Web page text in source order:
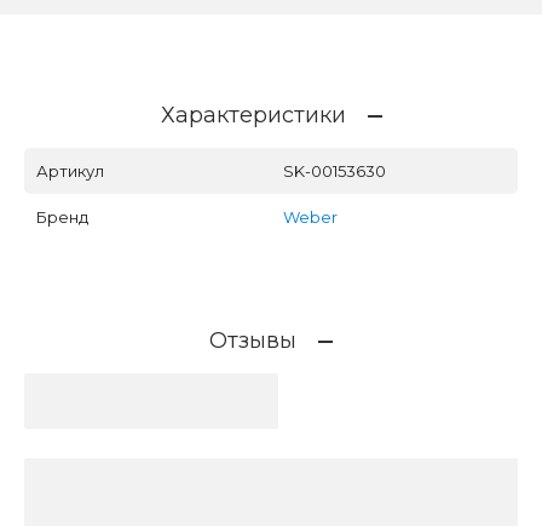
Характеристики
Артикул SK-00153630
Бренд Weber
Отзывы